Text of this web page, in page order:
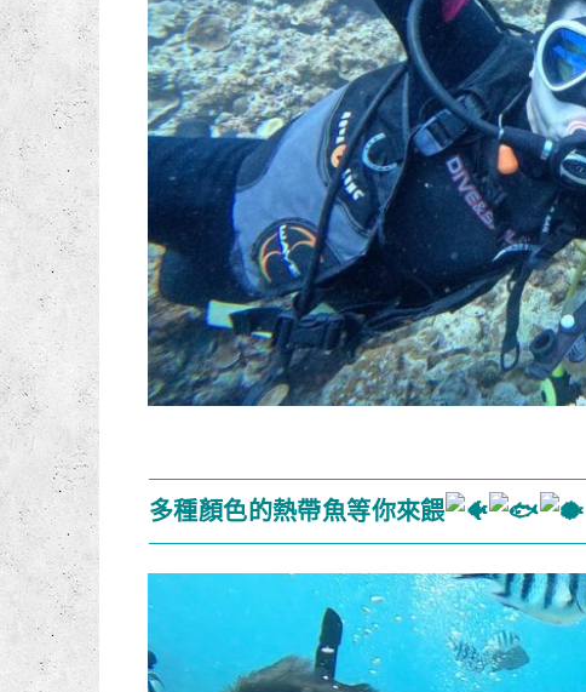
多種顏色的熱帶魚等你來餵